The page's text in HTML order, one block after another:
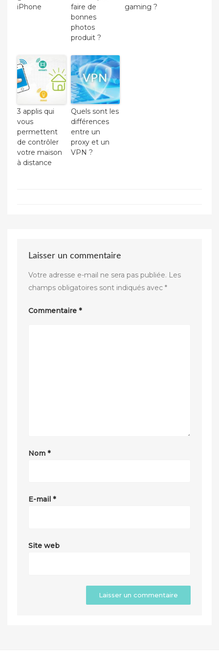
iPhone
faire de
bonnes
photos
produit ?
gaming ?
3 applis qui
vous
permettent
de contrôler
votre maison
à distance
Quels sont les
différences
entre un
proxy et un
VPN ?
Laisser un commentaire
Votre adresse e-mail ne sera pas publiée. Les
champs obligatoires sont indiqués avec *
Commentaire *
Nom *
E-mail *
Site web